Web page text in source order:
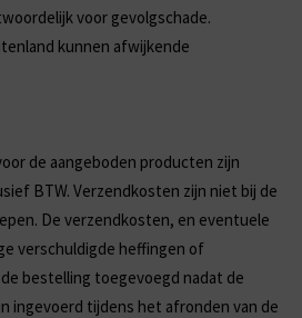
voor gevolgschade.
kunnen afwijkende
de aangeboden producten zijn
BTW. Verzendkosten zijn niet bij de
De verzendkosten, en eventuele
verschuldigde heffingen of
bestelling toegevoegd nadat de
ingevoerd tijdens het afronden van de